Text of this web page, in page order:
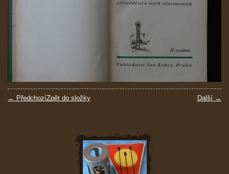
← Předchozí Další →
Zpět do složky